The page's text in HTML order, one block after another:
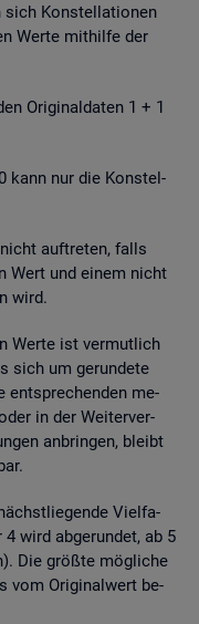
sich Kon­stel­la­tio­nen
Werte mit­hil­fe der
Ori­gi­nal­da­ten 1 + 1
kann nur die Kon­stel­
auf­tre­ten, falls
Wert und einem nicht
wird.
Werte ist ver­mut­lich
sich um ge­run­de­te
ent­spre­chen­den me­
in der Wei­ter­ver­
an­brin­gen, bleibt
Viel­fa­
wird ab­ge­run­det, ab 5
Die grö­ß­te mög­li­che
vom Ori­gi­nal­wert be­